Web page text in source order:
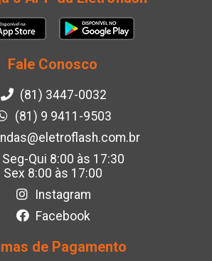
Fale Conosco
(81) 3447-0032
(81) 9 9411-9503
Seg-Qui 8:00 às 17:30
Sex 8:00 às 17:00
Instagram
Facebook
de Pagamento